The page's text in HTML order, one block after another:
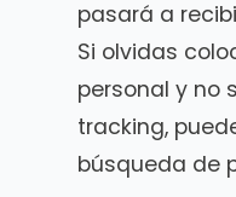
pasará a
Si olvidas
personal y no
tracking,
búsqueda de